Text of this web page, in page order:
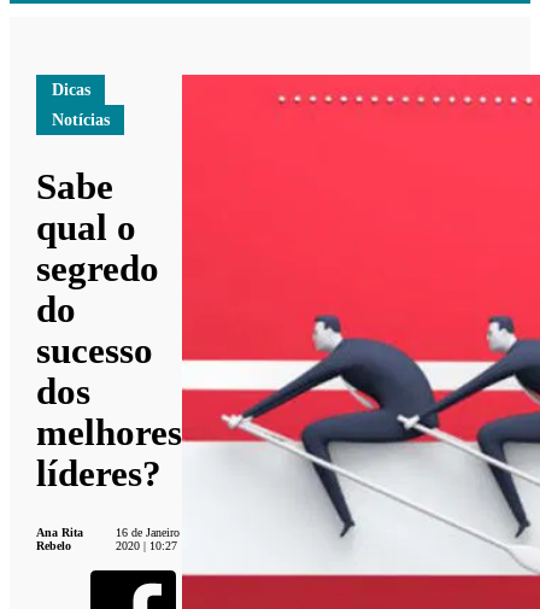
Dicas
Notícias
Sabe
qual o
segredo
do
sucesso
dos
melhores
líderes?
Ana Rita
Rebelo
16 de Janeiro
2020 | 10:27